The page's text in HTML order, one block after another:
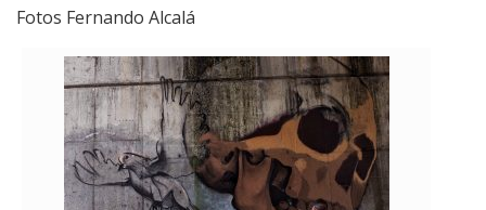
Fotos Fernando Alcalá